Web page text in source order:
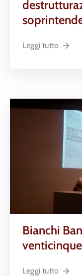
Leggi tutto
Bianchi
Leggi tutto